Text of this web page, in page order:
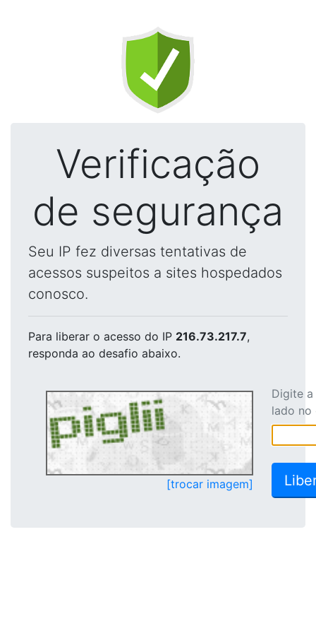
Verificação
de segurança
Seu IP fez diversas tentativas de
acessos suspeitos a sites hospedados
conosco.
Para liberar o acesso do IP 216.73.217.7,
responda ao desafio abaixo.
[trocar imagem]
Digite
lado no